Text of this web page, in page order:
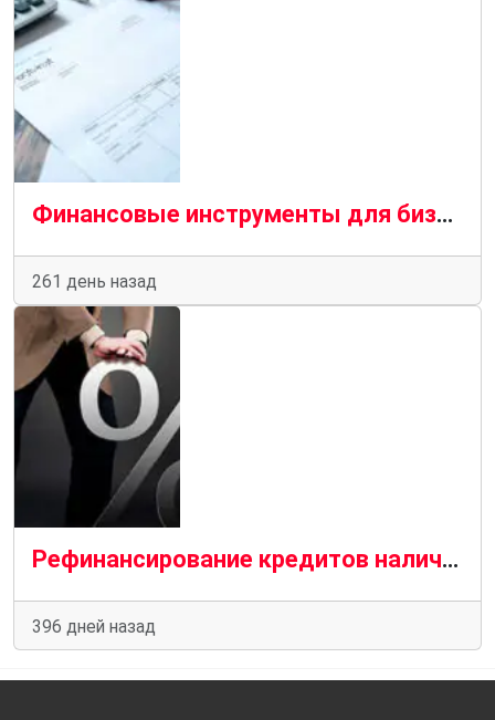
Финансовые инструменты для бизнеса: как компании выбирают оптимальные решения для роста
261 день назад
Рефинансирование кредитов наличными: как снизить процентную ставку
396 дней назад